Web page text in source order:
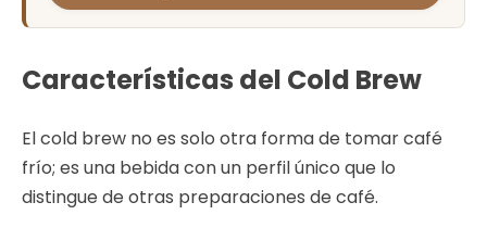
Características del Cold Brew
El cold brew no es solo otra forma de tomar café
frío; es una bebida con un perfil único que lo
distingue de otras preparaciones de café.